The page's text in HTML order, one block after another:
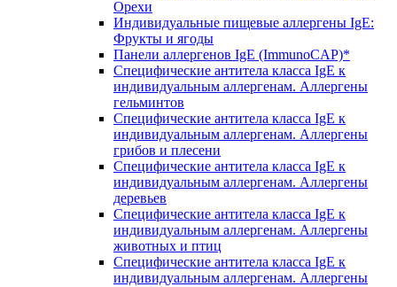
Орехи
Индивидуальные пищевые аллергены IgE:
Фрукты и ягоды
Панели аллергенов IgE (ImmunoCAP)*
Специфические антитела класса IgE к
индивидуальным аллергенам. Аллергены
гельминтов
Специфические антитела класса IgE к
индивидуальным аллергенам. Аллергены
грибов и плесени
Специфические антитела класса IgE к
индивидуальным аллергенам. Аллергены
деревьев
Специфические антитела класса IgE к
индивидуальным аллергенам. Аллергены
животных и птиц
Специфические антитела класса IgE к
индивидуальным аллергенам. Аллергены